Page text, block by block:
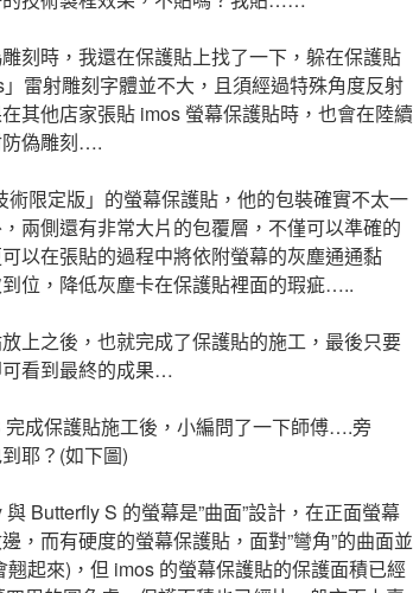
刻時，我還在保護貼上找了一下，躲在保護貼
雷射雕刻字體並不大，且須經過特殊角度反射
其他店家張貼 imos 螢幕保護貼時，也會在陸續
防偽雕刻….
限定版」的螢幕保護貼，他的包裝確實不太一
兩側還有非常大片的包覆層，不僅可以準確的
以在張貼的過程中將依附螢幕的灰塵通通黏
位，降低灰塵卡在保護貼裡面的瑕疵…..
上之後，也就完成了保護貼的施工，最後只要
看到最終的成果…
完成保護貼施工後，小編問了一下師傅….旁
耶？(如下圖)
Butterfly S 的螢幕是”曲面”設計，在正面螢幕
，而有硬度的螢幕保護貼，面對”彎角”的曲面並
起來)，但 imos 的螢幕保護貼的保護面積已經